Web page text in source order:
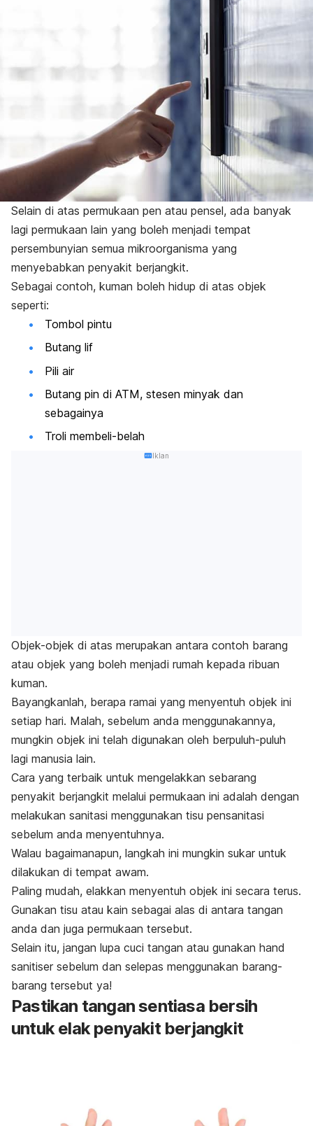
Selain di atas permukaan pen atau pensel, ada banyak
lagi permukaan lain yang boleh menjadi tempat
persembunyian semua mikroorganisma yang
menyebabkan penyakit berjangkit.
Sebagai contoh, kuman boleh hidup di atas objek
seperti:
Tombol pintu
Butang lif
Pili air
Butang pin di ATM, stesen minyak dan
sebagainya
Troli membeli-belah
Iklan
Objek-objek di atas merupakan antara contoh barang
atau objek yang boleh menjadi rumah kepada ribuan
kuman.
Bayangkanlah, berapa ramai yang menyentuh objek ini
setiap hari. Malah, sebelum anda menggunakannya,
mungkin objek ini telah digunakan oleh berpuluh-puluh
lagi manusia lain.
Cara yang terbaik untuk mengelakkan sebarang
penyakit berjangkit melalui permukaan ini adalah dengan
melakukan sanitasi menggunakan tisu pensanitasi
sebelum anda menyentuhnya.
Walau bagaimanapun, langkah ini mungkin sukar untuk
dilakukan di tempat awam.
Paling mudah, elakkan menyentuh objek ini secara terus.
Gunakan tisu atau kain sebagai alas di antara tangan
anda dan juga permukaan tersebut.
Selain itu, jangan lupa cuci tangan atau gunakan hand
sanitiser sebelum dan selepas menggunakan barang-
barang tersebut ya!
Pastikan tangan sentiasa bersih
untuk elak penyakit berjangkit